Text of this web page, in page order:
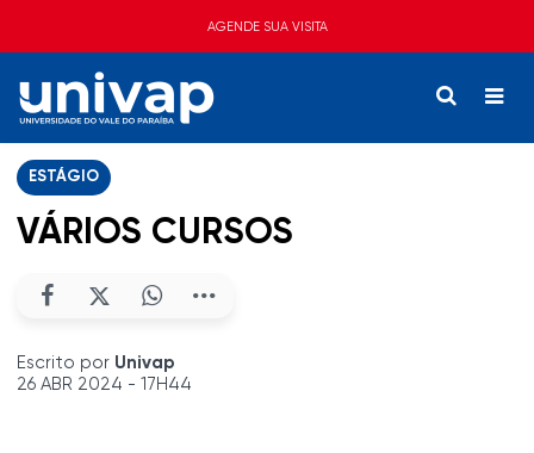
AGENDE SUA VISITA
ESTÁGIO
VÁRIOS CURSOS
Escrito por Univap
26 ABR 2024 - 17H44